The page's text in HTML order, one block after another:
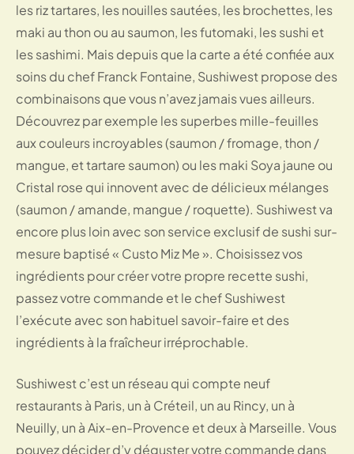
les riz tartares, les nouilles sautées, les brochettes, les
maki au thon ou au saumon, les futomaki, les sushi et
les sashimi. Mais depuis que la carte a été confiée aux
soins du chef Franck Fontaine, Sushiwest propose des
combinaisons que vous n’avez jamais vues ailleurs.
Découvrez par exemple les superbes mille-feuilles
aux couleurs incroyables (saumon / fromage, thon /
mangue, et tartare saumon) ou les maki Soya jaune ou
Cristal rose qui innovent avec de délicieux mélanges
(saumon / amande, mangue / roquette). Sushiwest va
encore plus loin avec son service exclusif de sushi sur-
mesure baptisé « Custo Miz Me ». Choisissez vos
ingrédients pour créer votre propre recette sushi,
passez votre commande et le chef Sushiwest
l’exécute avec son habituel savoir-faire et des
ingrédients à la fraîcheur irréprochable.
Sushiwest c’est un réseau qui compte neuf
restaurants à Paris, un à Créteil, un au Rincy, un à
Neuilly, un à Aix-en-Provence et deux à Marseille. Vous
pouvez décider d’y déguster votre commande dans